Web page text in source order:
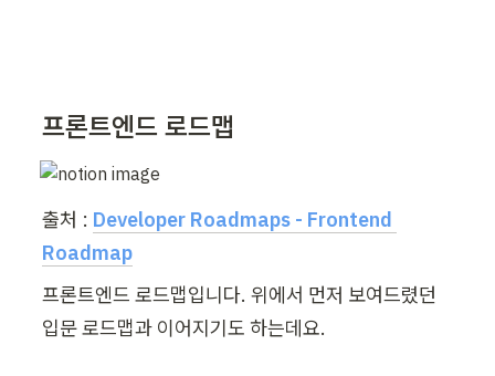
프론트엔드 로드맵
출처 : Developer Roadmaps - Frontend
Roadmap
프론트엔드 로드맵입니다. 위에서 먼저 보여드렸던
입문 로드맵과 이어지기도 하는데요.